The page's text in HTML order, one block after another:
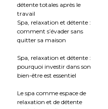
détente totales après le
travail
Spa, relaxation et détente :
comment s’évader sans
quitter sa maison
Spa, relaxation et détente :
pourquoi investir dans son
bien-être est essentiel
Le spa comme espace de
relaxation et de détente